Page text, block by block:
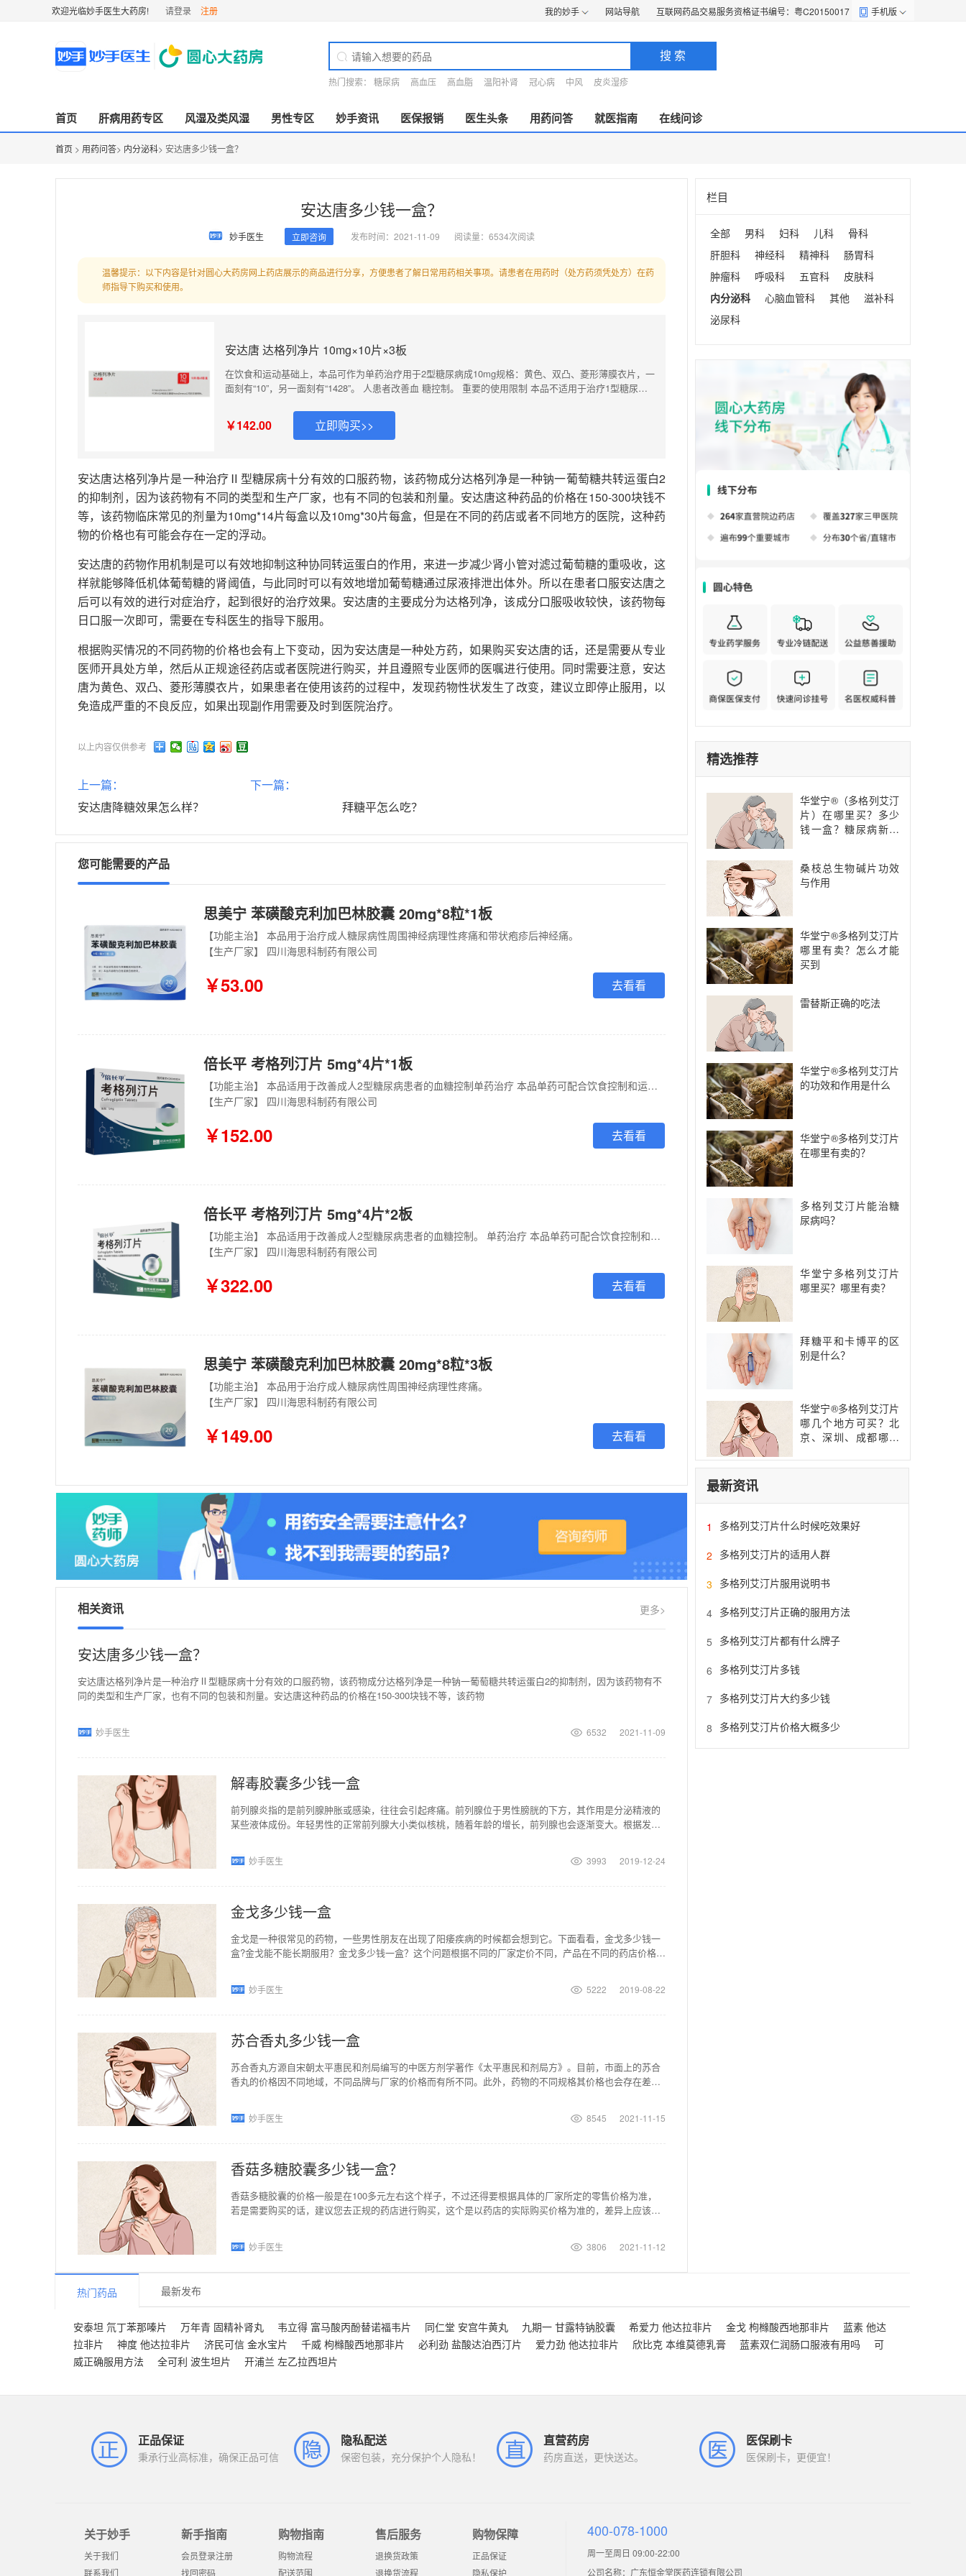
欢迎光临妙手医生大药房! 请登录 注册 我的妙手 网站导航 互联网药品交易服务资格证书编号：粤C20150017 手机版
搜 索
热门搜索： 糖尿病 高血压 高血脂 温阳补肾 冠心病 中风 皮炎湿疹
首页 肝病用药专区 风湿及类风湿 男性专区 妙手资讯 医保报销 医生头条 用药问答 就医指南 在线问诊
首页 > 用药问答> 内分泌科> 安达唐多少钱一盒？
安达唐多少钱一盒？
妙手医生 立即咨询 发布时间：2021-11-09 阅读量：6534次阅读
温馨提示：以下内容是针对圆心大药房网上药店展示的商品进行分享，方便患者了解日常用药相关事项。请患者在用药时（处方药须凭处方）在药
师指导下购买和使用。
安达唐 达格列净片 10mg×10片×3板
在饮食和运动基础上，本品可作为单药治疗用于2型糖尿病成10mg规格：黄色、双凸、菱形薄膜衣片，一
面刻有“10”，另一面刻有“1428”。 人患者改善血 糖控制。 重要的使用限制 本品不适用于治疗1型糖尿病
￥142.00 立即购买>>
安达唐达格列净片是一种治疗Ⅱ型糖尿病十分有效的口服药物，该药物成分达格列净是一种钠一葡萄糖共转运蛋白2
的抑制剂，因为该药物有不同的类型和生产厂家，也有不同的包装和剂量。安达唐这种药品的价格在150-300块钱不
等，该药物临床常见的剂量为10mg*14片每盒以及10mg*30片每盒，但是在不同的药店或者不同地方的医院，这种药
物的价格也有可能会存在一定的浮动。
安达唐的药物作用机制是可以有效地抑制这种协同转运蛋白的作用，来进一步减少肾小管对滤过葡萄糖的重吸收，这
样就能够降低机体葡萄糖的肾阈值，与此同时可以有效地增加葡萄糖通过尿液排泄出体外。所以在患者口服安达唐之
后可以有效的进行对症治疗，起到很好的治疗效果。安达唐的主要成分为达格列净，该成分口服吸收较快，该药物每
日口服一次即可，需要在专科医生的指导下服用。
根据购买情况的不同药物的价格也会有上下变动，因为安达唐是一种处方药，如果购买安达唐的话，还是需要从专业
医师开具处方单，然后从正规途径药店或者医院进行购买，并且遵照专业医师的医嘱进行使用。同时需要注意，安达
唐为黄色、双凸、菱形薄膜衣片，如果患者在使用该药的过程中，发现药物性状发生了改变，建议立即停止服用，以
免造成严重的不良反应，如果出现副作用需要及时到医院治疗。
以上内容仅供参考
上一篇：
安达唐降糖效果怎么样？
下一篇：
拜糖平怎么吃？
您可能需要的产品
思美宁 苯磺酸克利加巴林胶囊 20mg*8粒*1板
【功能主治】 本品用于治疗成人糖尿病性周围神经病理性疼痛和带状疱疹后神经痛。
【生产厂家】 四川海思科制药有限公司
￥53.00 去看看
倍长平 考格列汀片 5mg*4片*1板
【功能主治】 本品适用于改善成人2型糖尿病患者的血糖控制单药治疗 本品单药可配合饮食控制和运动，用于改善成人2型糖尿病患者的血糖控制。与盐酸二甲双膳联合治疗当单独使用盐酸二甲双属仍不能有效控制血糖时，本品可与盐酸二甲双胍联合使用。在饮食和运动基础上改善成人2型糖尿病患者的血糖控制重要的使用限制 本品不适用于1型糖尿病或糖尿病酮症酸中毒的患者。
【生产厂家】 四川海思科制药有限公司
￥152.00 去看看
倍长平 考格列汀片 5mg*4片*2板
【功能主治】 本品适用于改善成人2型糖尿病患者的血糖控制。 单药治疗 本品单药可配合饮食控制和运动，用于改善成人2型糖尿病患者的血糖控制。 与盐酸二甲双胍联合治疗 当单独使用盐酸二甲双胍仍不能有效控制血糖时，本品可与盐酸二甲双胍联合使用，苯在饮食和运动基础上改善成人2型糖尿病患者的血糖控制。 重要的使用限制 本品不适用于1型糖尿病或糖尿病酮症酸中毒的患者。
【生产厂家】 四川海思科制药有限公司
￥322.00 去看看
思美宁 苯磺酸克利加巴林胶囊 20mg*8粒*3板
【功能主治】 本品用于治疗成人糖尿病性周围神经病理性疼痛。
【生产厂家】 四川海思科制药有限公司
￥149.00 去看看
相关资讯 更多>
安达唐多少钱一盒？
安达唐达格列净片是一种治疗Ⅱ型糖尿病十分有效的口服药物，该药物成分达格列净是一种钠一葡萄糖共转运蛋白2的抑制剂，因为该药物有不
同的类型和生产厂家，也有不同的包装和剂量。安达唐这种药品的价格在150-300块钱不等，该药物
妙手医生 6532 2021-11-09
解毒胶囊多少钱一盒
前列腺炎指的是前列腺肿胀或感染，往往会引起疼痛。前列腺位于男性膀胱的下方，其作用是分泌精液的
某些液体成份。年轻男性的正常前列腺大小类似核桃，随着年龄的增长，前列腺也会逐渐变大。根据发病
妙手医生 3993 2019-12-24
金戈多少钱一盒
金戈是一种很常见的药物，一些男性朋友在出现了阳痿疾病的时候都会想到它。下面看看，金戈多少钱一
盒?金戈能不能长期服用？金戈多少钱一盒？这个问题根据不同的厂家定价不同，产品在不同的药店价格也
妙手医生 5222 2019-08-22
苏合香丸多少钱一盒
苏合香丸方源自宋朝太平惠民和剂局编写的中医方剂学著作《太平惠民和剂局方》。目前，市面上的苏合
香丸的价格因不同地域，不同品牌与厂家的价格而有所不同。此外，药物的不同规格其价格也会存在差
妙手医生 8545 2021-11-15
香菇多糖胶囊多少钱一盒？
香菇多糖胶囊的价格一般是在100多元左右这个样子，不过还得要根据具体的厂家所定的零售价格为准，
若是需要购买的话，建议您去正规的药店进行购买，这个是以药店的实际购买价格为准的，差异上应该也
妙手医生 3806 2021-11-12
栏目
全部 男科 妇科 儿科
骨科
肝胆科
神经科 精神科
肠胃科
肿瘤科
呼吸科 五官科
皮肤科
内分泌科
心脑血管科 其他
滋补科
泌尿科
精选推荐
华堂宁®（多格列艾汀
片）在哪里买？多少
钱一盒？糖尿病新药
发售！
桑枝总生物碱片功效
与作用
华堂宁®多格列艾汀片
哪里有卖？怎么才能
买到
雷替斯正确的吃法
华堂宁®多格列艾汀片
的功效和作用是什么
华堂宁®多格列艾汀片
在哪里有卖的？
多格列艾汀片能治糖
尿病吗？
华堂宁多格列艾汀片
哪里买？哪里有卖？
拜糖平和卡博平的区
别是什么？
华堂宁®多格列艾汀片
哪几个地方可买？北
京、深圳、成都哪儿
最新资讯
1 多格列艾汀片什么时候吃效果好
2 多格列艾汀片的适用人群
3 多格列艾汀片服用说明书
4 多格列艾汀片正确的服用方法
5 多格列艾汀片都有什么牌子
6 多格列艾汀片多钱
7 多格列艾汀片大约多少钱
8 多格列艾汀片价格大概多少
热门药品 最新发布
安泰坦 氘丁苯那嗪片 万年青 固精补肾丸 韦立得 富马酸丙酚替诺福韦片 同仁堂 安宫牛黄丸 九期一 甘露特钠胶囊 希爱力 他达拉非片 金戈 枸橼酸西地那非片
蓝素 他达
拉非片
神度 他达拉非片 济民可信 金水宝片 千威 枸橼酸西地那非片 必利劲 盐酸达泊西汀片 爱力劲 他达拉非片 欣比克 本维莫德乳膏 蓝素双仁润肠口服液有用吗
可
威正确服用方法
全可利 波生坦片 开浦兰 左乙拉西坦片
正品保证
秉承行业高标准，确保正品可信
隐私配送
保密包装，充分保护个人隐私！
直营药房
药房直送，更快送达。
医保刷卡
医保刷卡，更便宜！
关于妙手
关于我们
联系我们
新手指南
会员登录注册
找回密码
购物指南
购物流程
配送范围
售后服务
退换货政策
退换货流程
购物保障
正品保证
隐私保护
400-078-1000
周一至周日 09:00-22:00
公司名称：广东恒金堂医药连锁有限公司